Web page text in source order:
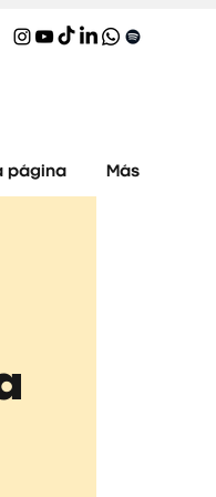
página Más